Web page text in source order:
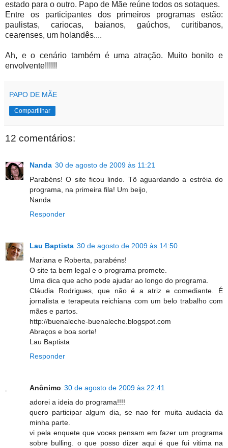
estado para o outro. Papo de Mãe reúne todos os sotaques.
Entre os participantes dos primeiros programas estão:
paulistas, cariocas, baianos, gaúchos, curitibanos,
cearenses, um holandês....
Ah, e o cenário também é uma atração. Muito bonito e
envolvente!!!!!!
PAPO DE MÃE
Compartilhar
12 comentários:
Nanda 30 de agosto de 2009 às 11:21
Parabéns! O site ficou lindo. Tô aguardando a estréia do
programa, na primeira fila! Um beijo,
Nanda
Responder
Lau Baptista 30 de agosto de 2009 às 14:50
Mariana e Roberta, parabéns!
O site ta bem legal e o programa promete.
Uma dica que acho pode ajudar ao longo do programa.
Cláudia Rodrigues, que não é a atriz e comediante. É
jornalista e terapeuta reichiana com um belo trabalho com
mães e partos.
http://buenaleche-buenaleche.blogspot.com
Abraços e boa sorte!
Lau Baptista
Responder
Anônimo 30 de agosto de 2009 às 22:41
adorei a ideia do programa!!!!
quero participar algum dia, se nao for muita audacia da
minha parte.
vi pela enquete que voces pensam em fazer um programa
sobre bulling. o que posso dizer aqui é que fui vitima na